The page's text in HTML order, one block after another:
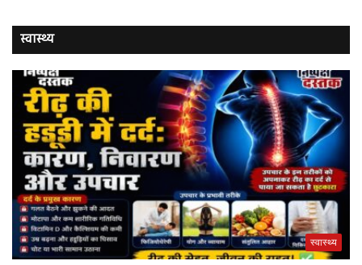
स्वास्थ्य
स्वास्थ्य